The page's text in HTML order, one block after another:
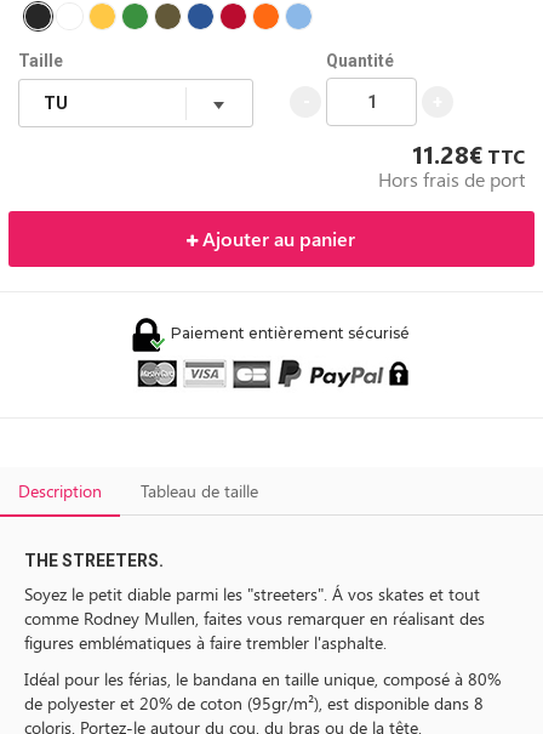
Taille Quantité
11.28€ TTC
Hors frais de port
Ajouter au panier
Paiement entièrement sécurisé
Description Tableau de taille
THE STREETERS.
Soyez le petit diable parmi les "streeters". Á vos skates et tout
comme Rodney Mullen, faites vous remarquer en réalisant des
figures emblématiques à faire trembler l'asphalte.
Idéal pour les férias, le bandana en taille unique, composé à 80%
de polyester et 20% de coton (95gr/m²), est disponible dans 8
coloris. Portez-le autour du cou, du bras ou de la tête.